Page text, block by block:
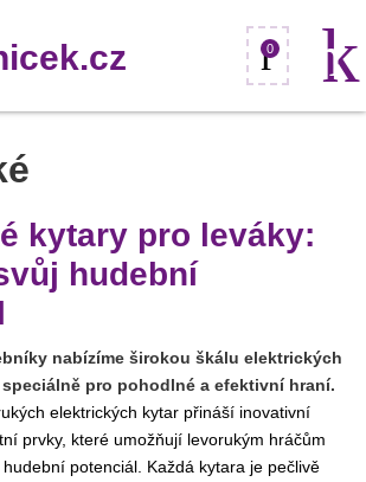
0
kytary pro leváky:
hudební
nabízíme širokou škálu elektrických
pro pohodlné a efektivní hraní.
elektrických kytar přináší inovativní
prvky, které umožňují levorukým hráčům
potenciál. Každá kytara je pečlivě